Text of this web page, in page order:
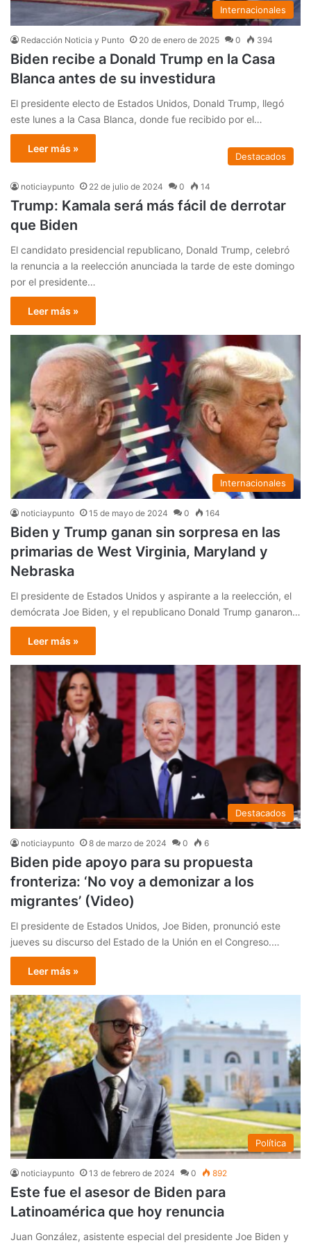
Internacionales
Redacción Noticia y Punto 20 de enero de 2025 0 394
Biden recibe a Donald Trump en la Casa
Blanca antes de su investidura
El presidente electo de Estados Unidos, Donald Trump, llegó
este lunes a la Casa Blanca, donde fue recibido por el…
Leer más »
Destacados
noticiaypunto 22 de julio de 2024 0 14
Trump: Kamala será más fácil de derrotar
que Biden
El candidato presidencial republicano, Donald Trump, celebró
la renuncia a la reelección anunciada la tarde de este domingo
por el presidente…
Leer más »
Internacionales
noticiaypunto 15 de mayo de 2024 0 164
Biden y Trump ganan sin sorpresa en las
primarias de West Virginia, Maryland y
Nebraska
El presidente de Estados Unidos y aspirante a la reelección, el
demócrata Joe Biden, y el republicano Donald Trump ganaron…
Leer más »
Destacados
noticiaypunto 8 de marzo de 2024 0 6
Biden pide apoyo para su propuesta
fronteriza: ‘No voy a demonizar a los
migrantes’ (Video)
El presidente de Estados Unidos, Joe Biden, pronunció este
jueves su discurso del Estado de la Unión en el Congreso.…
Leer más »
Política
noticiaypunto 13 de febrero de 2024 0 892
Este fue el asesor de Biden para
Latinoamérica que hoy renuncia
Juan González, asistente especial del presidente Joe Biden y